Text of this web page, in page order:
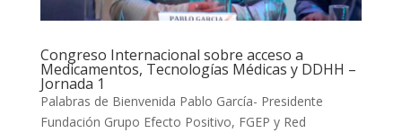
Congreso Internacional sobre acceso a
Medicamentos, Tecnologías Médicas y DDHH –
Jornada 1
Palabras de Bienvenida Pablo García- Presidente
Fundación Grupo Efecto Positivo, FGEP y Red